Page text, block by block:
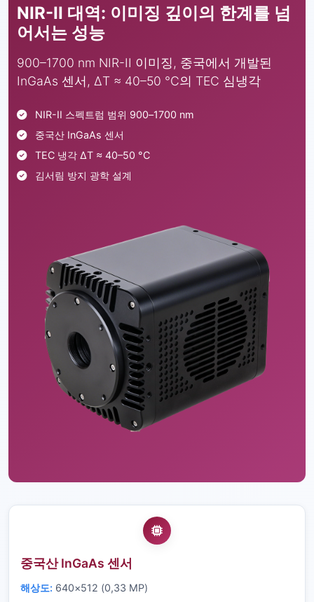
NIR-II 대역: 이미징 깊이의 한계를 넘
어서는 성능
900–1700 nm NIR-II 이미징, 중국에서 개발된
InGaAs 센서, ΔT ≈ 40–50 °C의 TEC 심냉각
NIR-II 스펙트럼 범위 900–1700 nm
중국산 InGaAs 센서
TEC 냉각 ΔT ≈ 40–50 °C
김서림 방지 광학 설계
중국산 InGaAs 센서
해상도: 640×512 (0,33 MP)